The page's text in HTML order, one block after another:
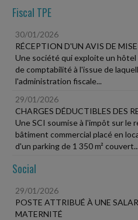
Fiscal TPE
30/01/2026
RÉCEPTION D'UN AVIS DE
Une société qui exploite un
de comptabilité à l'issue de
l'administration fiscale...
29/01/2026
CHARGES DÉDUCTIBLES DES
Une SCI soumise à l'impôt sur le
bâtiment commercial placé en
d'un parking de 1 350 m² couvert...
Social
29/01/2026
POSTE ATTRIBUÉ À UNE
MATERNITÉ